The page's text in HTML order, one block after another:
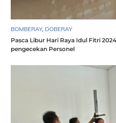
BOMBERAY, DOBERAY
Pasca Libur Hari Raya Idul Fitri
pengecekan Personel